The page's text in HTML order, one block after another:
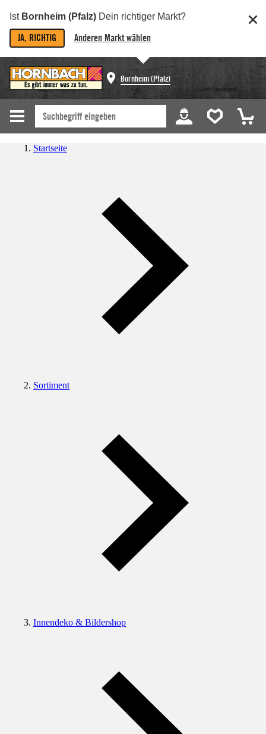
Ist Bornheim (Pfalz) Dein richtiger Markt?
JA, RICHTIG Anderen Markt wählen
Bornheim (Pfalz)
Startseite
Sortiment
Innendeko & Bildershop